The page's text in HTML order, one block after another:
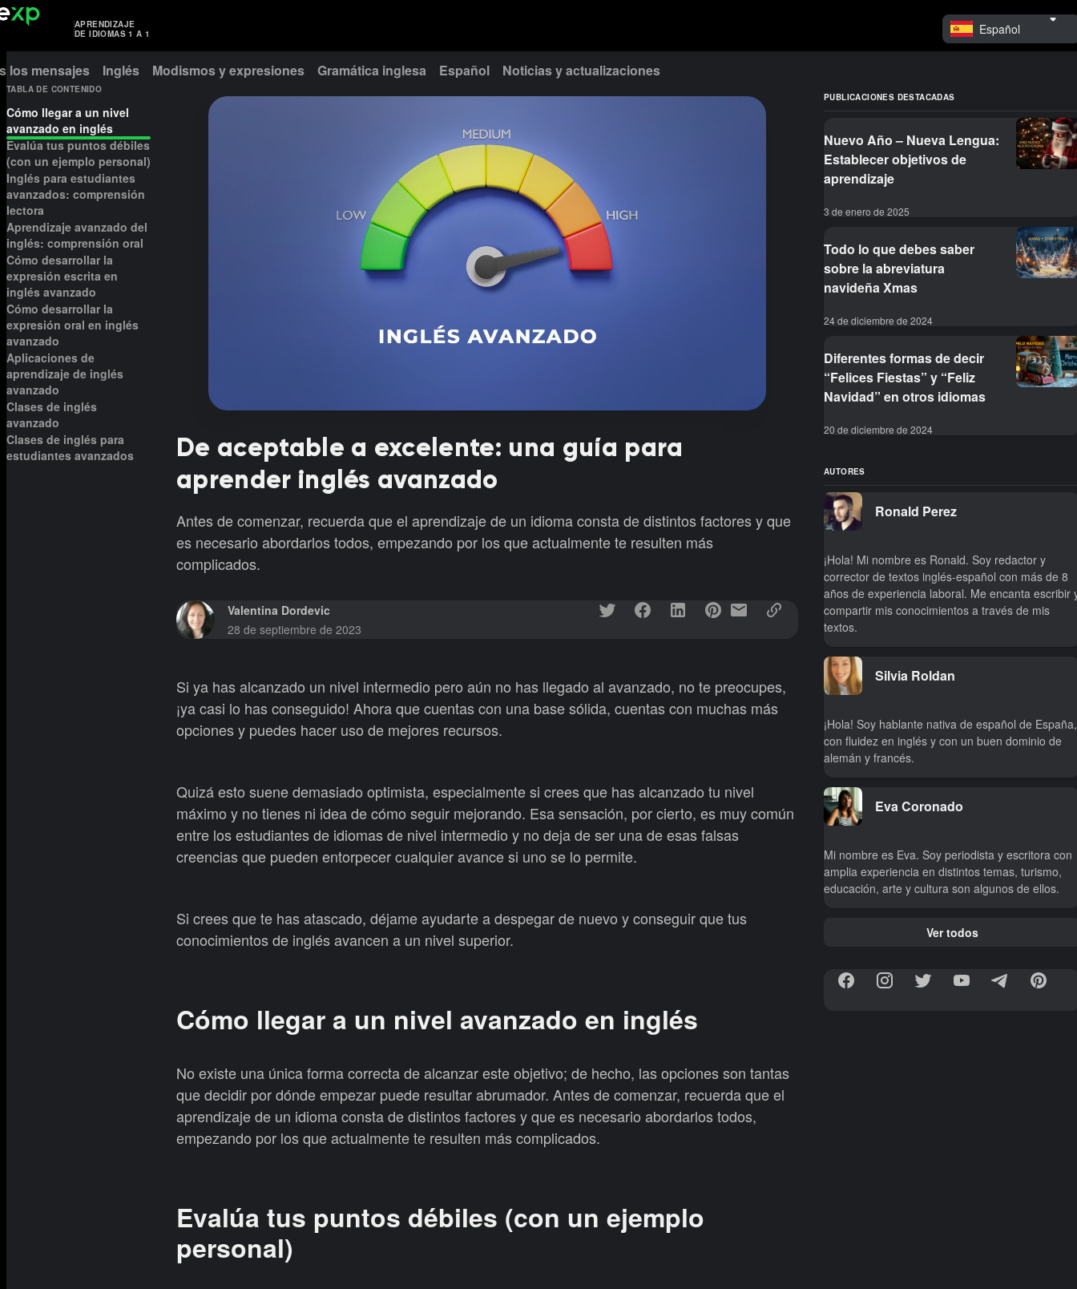
APRENDIZAJE
DE IDIOMAS 1 A 1
Español
los mensajes Inglés Modismos y expresiones Gramática inglesa Español Noticias y actualizaciones
De aceptable a excelente: una guía para
aprender inglés avanzado
Antes de comenzar, recuerda que el aprendizaje de un idioma consta de distintos factores y que
es necesario abordarlos todos, empezando por los que actualmente te resulten más
complicados.
Valentina Dordevic
28 de septiembre de 2023
TABLA DE CONTENIDO
Cómo llegar a un nivel
avanzado en inglés
Evalúa tus puntos débiles
(con un ejemplo personal)
Inglés para estudiantes
avanzados: comprensión
lectora
Aprendizaje avanzado del
inglés: comprensión oral
Cómo desarrollar la
expresión escrita en
inglés avanzado
Cómo desarrollar la
expresión oral en inglés
avanzado
Aplicaciones de
aprendizaje de inglés
avanzado
Clases de inglés
avanzado
Clases de inglés para
estudiantes avanzados
Si ya has alcanzado un nivel intermedio pero aún no has llegado al avanzado, no te preocupes,
¡ya casi lo has conseguido! Ahora que cuentas con una base sólida, cuentas con muchas más
opciones y puedes hacer uso de mejores recursos.
Quizá esto suene demasiado optimista, especialmente si crees que has alcanzado tu nivel
máximo y no tienes ni idea de cómo seguir mejorando. Esa sensación, por cierto, es muy común
entre los estudiantes de idiomas de nivel intermedio y no deja de ser una de esas falsas
creencias que pueden entorpecer cualquier avance si uno se lo permite.
Si crees que te has atascado, déjame ayudarte a despegar de nuevo y conseguir que tus
conocimientos de inglés avancen a un nivel superior.
Cómo llegar a un nivel avanzado en inglés
No existe una única forma correcta de alcanzar este objetivo; de hecho, las opciones son tantas
que decidir por dónde empezar puede resultar abrumador. Antes de comenzar, recuerda que el
aprendizaje de un idioma consta de distintos factores y que es necesario abordarlos todos,
empezando por los que actualmente te resulten más complicados.
Evalúa tus puntos débiles (con un ejemplo
personal)
PUBLICACIONES DESTACADAS
Nuevo Año – Nueva Lengua:
Establecer objetivos de
aprendizaje
3 de enero de 2025
Todo lo que debes saber
sobre la abreviatura
navideña Xmas
24 de diciembre de 2024
Diferentes formas de decir
“Felices Fiestas” y “Feliz
Navidad” en otros idiomas
20 de diciembre de 2024
AUTORES
Ronald Perez
¡Hola! Mi nombre es Ronald. Soy redactor y
corrector de textos inglés-español con más de 8
años de experiencia laboral. Me encanta escribir
compartir mis conocimientos a través de mis
textos.
Silvia Roldan
¡Hola! Soy hablante nativa de español de España,
con fluidez en inglés y con un buen dominio de
alemán y francés.
Eva Coronado
Mi nombre es Eva. Soy periodista y escritora con
amplia experiencia en distintos temas, turismo,
educación, arte y cultura son algunos de ellos.
Ver todos